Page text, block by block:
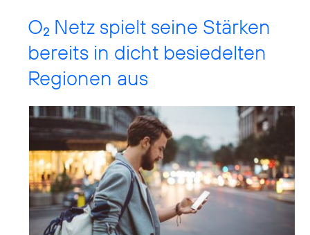
O2 Netz spielt seine Stärken
bereits in dicht besiedelten
Regionen aus